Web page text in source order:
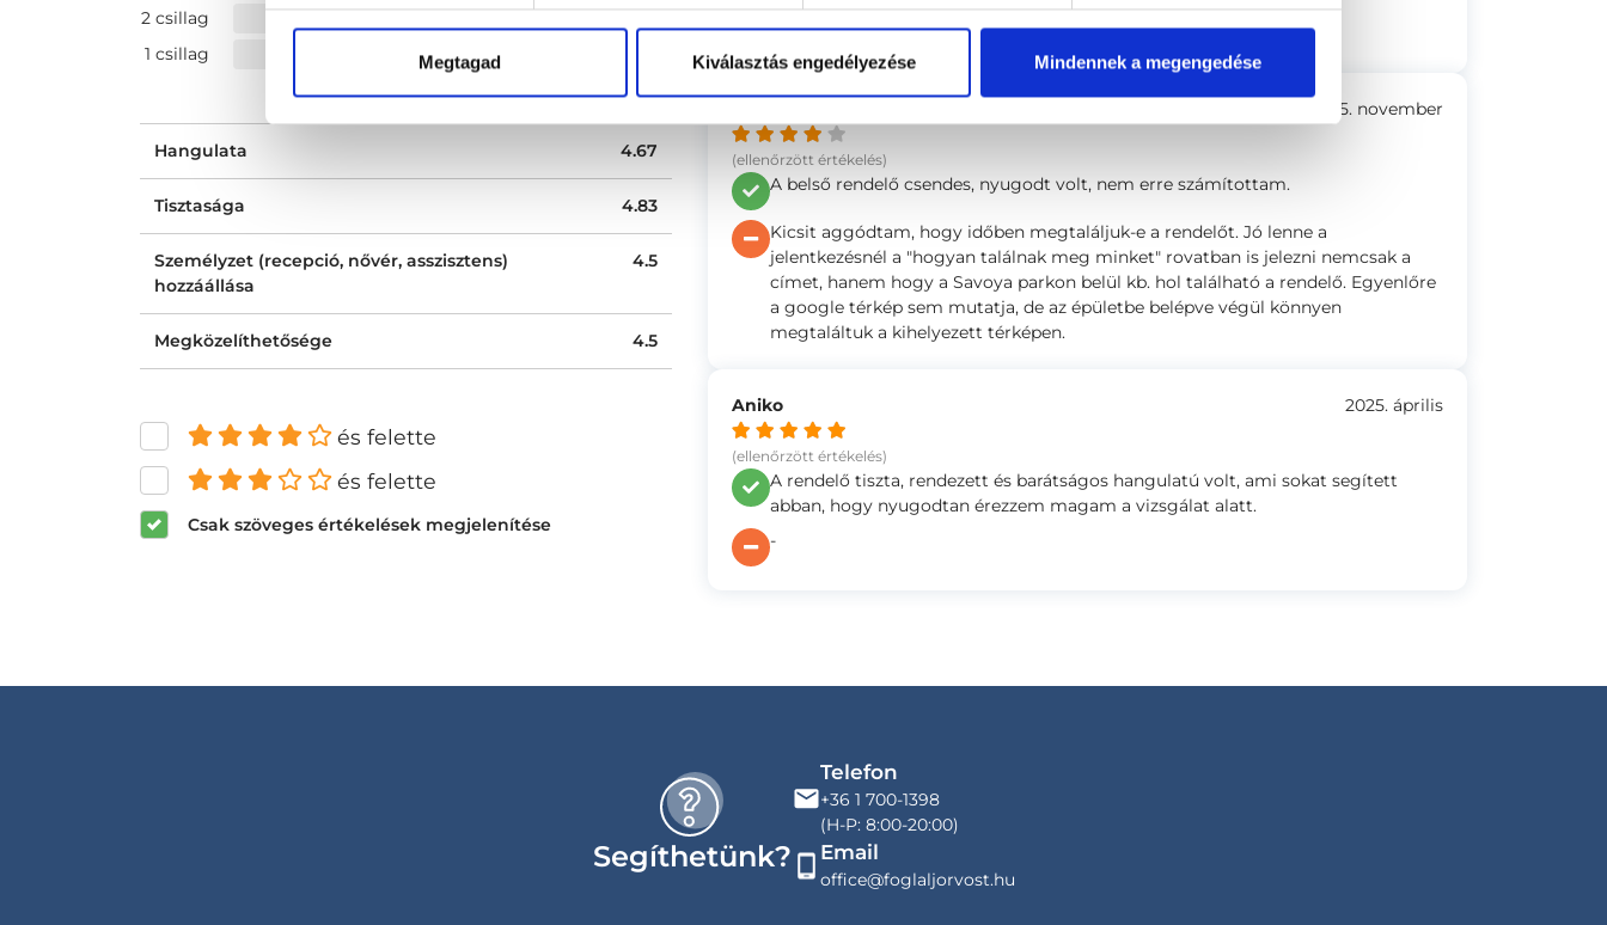
Megtagad Kiválasztás engedélyezése Mindennek a megengedése
2 csillag
1 csillag
Hangulata 4.67
Tisztasága 4.83
Személyzet (recepció, nővér, asszisztens)
hozzáállása
4.5
Megközelíthetősége 4.5
és felette
és felette
Csak szöveges értékelések megjelenítése
-
(ellenőrzött értékelés)
2025. november
A belső rendelő csendes, nyugodt volt, nem erre számítottam.
Kicsit aggódtam, hogy időben megtaláljuk-e a rendelőt. Jó lenne a
jelentkezésnél a "hogyan találnak meg minket" rovatban is jelezni nemcsak a
címet, hanem hogy a Savoya parkon belül kb. hol található a rendelő. Egyenlőre
a google térkép sem mutatja, de az épületbe belépve végül könnyen
megtaláltuk a kihelyezett térképen.
Aniko
(ellenőrzött értékelés)
2025. április
A rendelő tiszta, rendezett és barátságos hangulatú volt, ami sokat segített
abban, hogy nyugodtan érezzem magam a vizsgálat alatt.
-
Segíthetünk?
Telefon
+36 1 700-1398
(H-P: 8:00-20:00)
Email
office@foglaljorvost.hu